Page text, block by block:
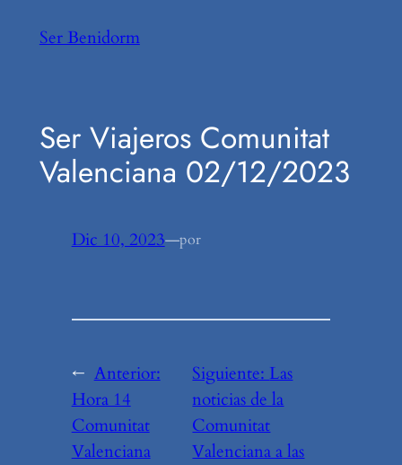
Ser Benidorm
Ser Viajeros Comunitat
Valenciana 02/12/2023
Dic 10, 2023—por
← Anterior:
Hora 14
Comunitat
Valenciana
Siguiente: Las
noticias de la
Comunitat
Valenciana a las